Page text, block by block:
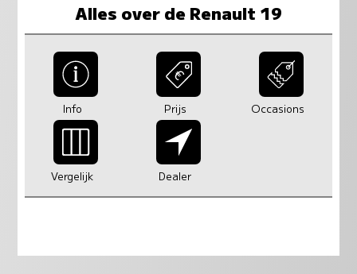
Alles over de Renault 19
Info Prijs Occasions
Vergelijk Dealer